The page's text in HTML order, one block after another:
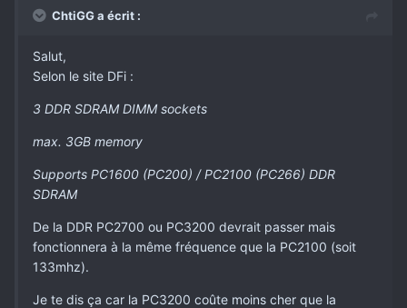
ChtiGG a écrit :
Salut,
Selon le site DFi :
3 DDR SDRAM DIMM sockets
max. 3GB memory
Supports PC1600 (PC200) / PC2100 (PC266) DDR
SDRAM
De la DDR PC2700 ou PC3200 devrait passer mais
fonctionnera à la même fréquence que la PC2100 (soit
133mhz).
Je te dis ça car la PC3200 coûte moins cher que la